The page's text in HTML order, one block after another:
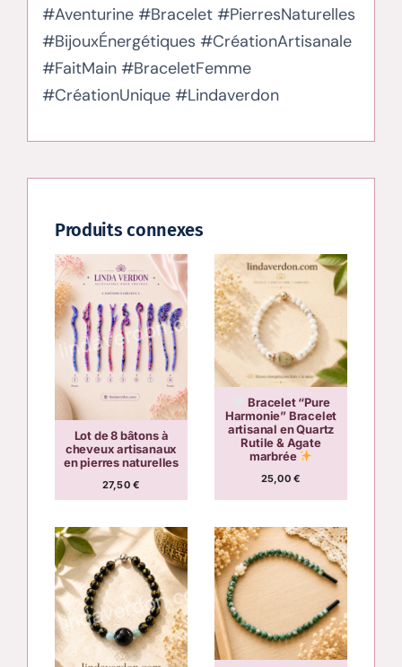
#Aventurine #Bracelet #PierresNaturelles
#BijouxÉnergétiques #CréationArtisanale
#FaitMain #BraceletFemme
#CréationUnique #Lindaverdon
Produits connexes
Lot de 8 bâtons à
cheveux artisanaux
en pierres naturelles
27,50 €
Bracelet “Pure
Harmonie” Bracelet
artisanal en Quartz
Rutile & Agate
marbrée
25,00 €